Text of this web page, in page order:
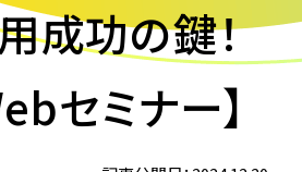
成功の鍵！
セミナー】